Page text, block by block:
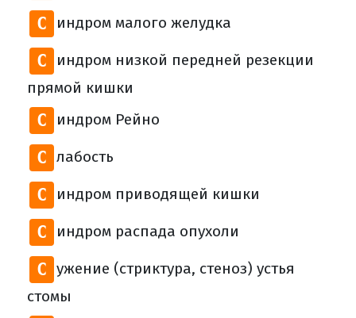
С индром малого желудка
С
индром низкой передней резекции
прямой кишки
С индром Рейно
С лабость
С индром приводящей кишки
С индром распада опухоли
С ужение (стриктура, стеноз) устья
стомы